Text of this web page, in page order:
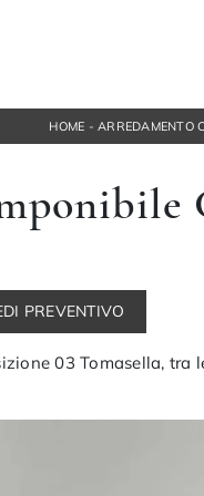
Tv
HOME -ARREDAMENTO
PREVENTIVO
03 Tomasella,